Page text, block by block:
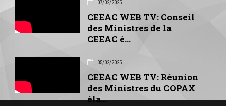
07/02/2025
CEEAC WEB TV: Conseil
des Ministres de la
CEEAC é...
05/02/2025
CEEAC WEB TV: Réunion
des Ministres du COPAX
éla...